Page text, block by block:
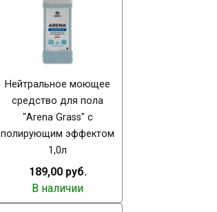
Нейтральное моющее
средство для пола
"Arena Grass" с
полирующим эффектом
1,0л
189,00 руб.
В наличии